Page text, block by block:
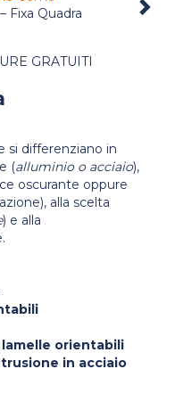
Fixa Quadra
GRATUITI
si differenziano in
(alluminio o acciaio),
oscurante oppure
alla scelta
) e alla
orientabili
in acciaio